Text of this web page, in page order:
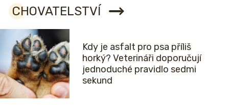
CHOVATELSTVÍ
Kdy je asfalt pro psa příliš
horký? Veterináři doporučují
jednoduché pravidlo sedmi
sekund